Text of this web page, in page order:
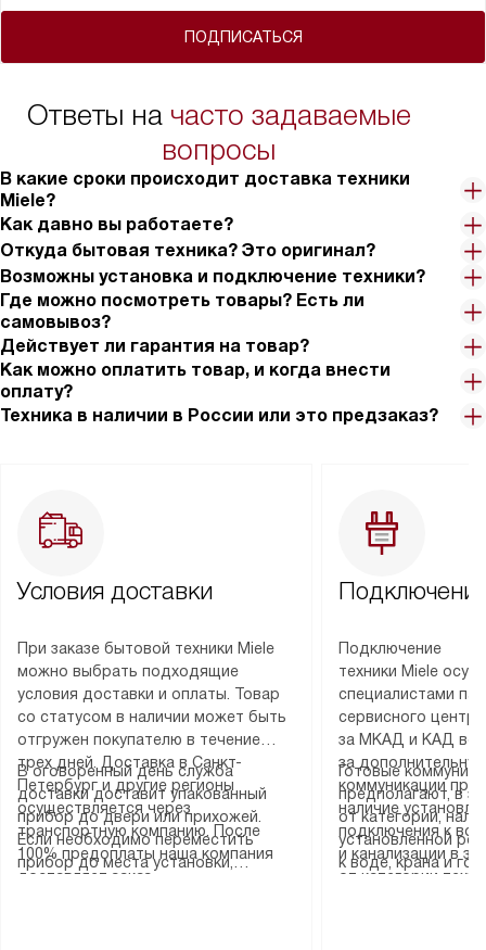
ПОДПИСАТЬСЯ
Ответы на часто задаваемые
вопросы
В какие сроки происходит доставка техники
Miele?
Как давно вы работаете?
Откуда бытовая техника? Это оригинал?
Возможны установка и подключение техники?
Где можно посмотреть товары? Есть ли
самовывоз?
Действует ли гарантия на товар?
Как можно оплатить товар, и когда внести
оплату?
Техника в наличии в России или это предзаказ?
Условия доставки
При заказе бытовой техники Miele
можно выбрать подходящие
условия доставки и оплаты. Товар
со статусом в наличии может быть
отгружен покупателю в течение
трех дней. Доставка в Санкт-
Петербург и другие регионы
осуществляется через
транспортную компанию. После
100% предоплаты наша компания
доставляет заказ
В оговоренный день служба
доставки доставит упакованный
прибор до двери или прихожей.
Если необходимо переместить
прибор до места установки,
Подключение
техники Miele
специалистами
сервисного
за МКАД и КАД
за
коммуникации
наличие
подключения к
и канализации в
от категории
Готовые
предполагают, в
от категории,
установленной
к воде, крана и